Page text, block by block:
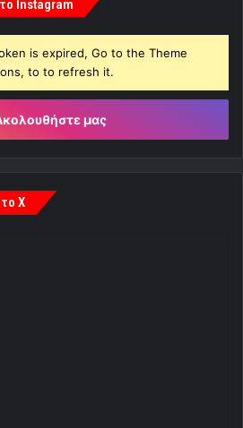
Instagram
is expired, Go to the Theme
to to refresh it.
μας
X